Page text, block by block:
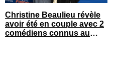
Christine Beaulieu révèle
avoir été en couple avec 2
comédiens connus au